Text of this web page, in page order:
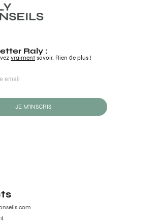
Raly :
vraiment savoir. Rien de plus !
JE M'INSCRIS